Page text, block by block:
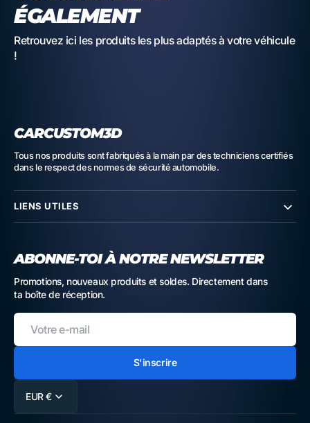
ÉGALEMENT
Retrouvez ici les produits les plus adaptés à votre véhicule
!
CARCUSTOM3D
Tous nos produits sont fabriqués à la main par des techniciens certifiés
dans le respect des normes de sécurité automobile.
LIENS UTILES
ABONNE-TOI À NOTRE NEWSLETTER
Promotions, nouveaux produits et soldes. Directement dans
ta boîte de réception.
Votre
mail
S'inscrire
EUR €